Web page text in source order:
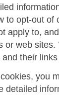
to opt-out
apply to,
or web
their
you
detailed